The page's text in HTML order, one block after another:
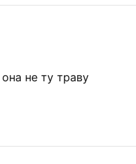
не ту траву